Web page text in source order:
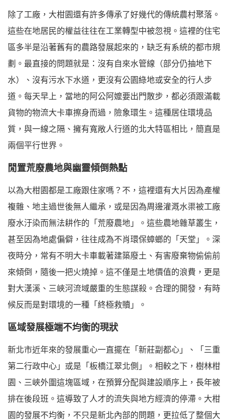
除了工廠，大柑園還有許多傳承了好幾代的傳統農村聚落。
這些在地居民的權益往往在工業轉型中被忽視。這裡的住宅
區多半是沿著舊有的農路發展起來的，缺乏有系統的都市規
劃。最直接的問題就是：沒有自來水管線（部分仍抽地下
水）、沒有污水下水道，更沒有公園綠地或安全的行人步
道。每天早上，當地的阿公阿嬤要出門散步，都必須跟滿載
貨物的物流大卡車擦身而過，險象環生。這種居住環境品
質，與一線之隔、擁有寬敞人行道的北大特區相比，簡直是
兩個平行世界。
閒置荒廢農地與幽靈傾倒熱點
以為大柑園都是工廠跟住家嗎？不，這裡還有大片因為產權
複雜、地主過世後無人繼承，或是因為周邊灌溉水渠被工廠
廢水汙染而無法耕作的「荒廢農地」。這些農地雜草叢生，
甚至因為地處偏僻，往往成為不肖環保蟑螂的「天堂」。深
夜時分，常有不明大卡車載著建築廢土、有害廢棄物偷偷前
來傾倒，隨後一把火燒掉。這不僅是土地價值的浪費，更是
對大漢溪、三峽河流域嚴重的生態謀殺。合理的開發，有時
候反而是對環境的一種「終極救贖」。
區域發展極端不均衡的現狀
新北市近年來的發展重心一直擺在「新莊副都心」、「三重
第二行政中心」或是「板橋江翠北側」。相較之下，樹林柑
園、三峽外圍這塊區域，在預算分配與建設順序上，長年被
排在後段班。這導致了人才的流失與地方經濟的停滯。大柑
園的發展不均衡，不只是新北內部的問題，更拉低了整個大